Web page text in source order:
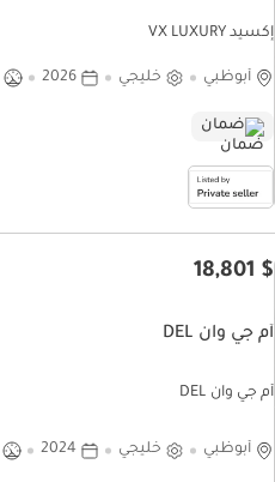
إكسيد VX LUXURY
أبوظبي خليجي 2026
ضمان
$ 18,801
أم جي وان DEL
أم جي وان DEL
أبوظبي خليجي 2024